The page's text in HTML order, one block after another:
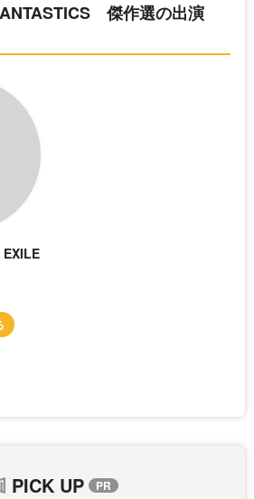
傑作選の出演
PICK UP